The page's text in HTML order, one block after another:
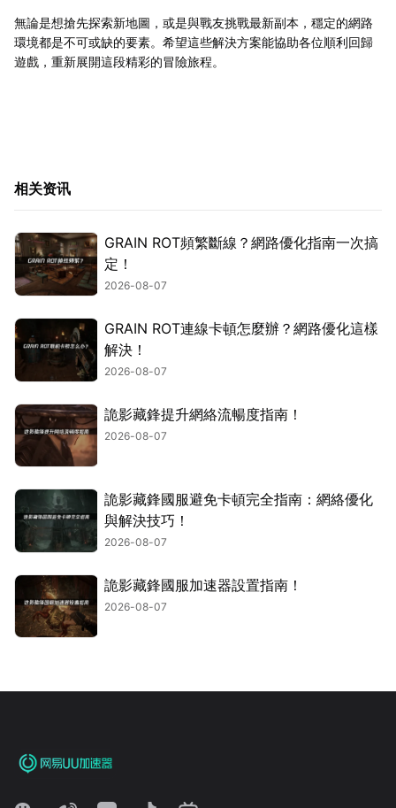
無論是想搶先探索新地圖，或是與戰友挑戰最新副本，穩定的網路
環境都是不可或缺的要素。希望這些解決方案能協助各位順利回歸
遊戲，重新展開這段精彩的冒險旅程。
相关资讯
GRAIN ROT頻繁斷線？網路優化指南一次搞
定！
2026-08-07
GRAIN ROT連線卡頓怎麼辦？網路優化這樣
解決！
2026-08-07
詭影藏鋒提升網絡流暢度指南！
2026-08-07
詭影藏鋒國服避免卡頓完全指南：網絡優化
與解決技巧！
2026-08-07
詭影藏鋒國服加速器設置指南！
2026-08-07